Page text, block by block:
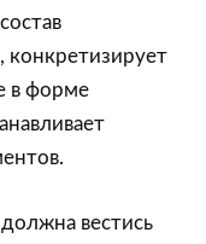
конкретизирует
в форме
вестись